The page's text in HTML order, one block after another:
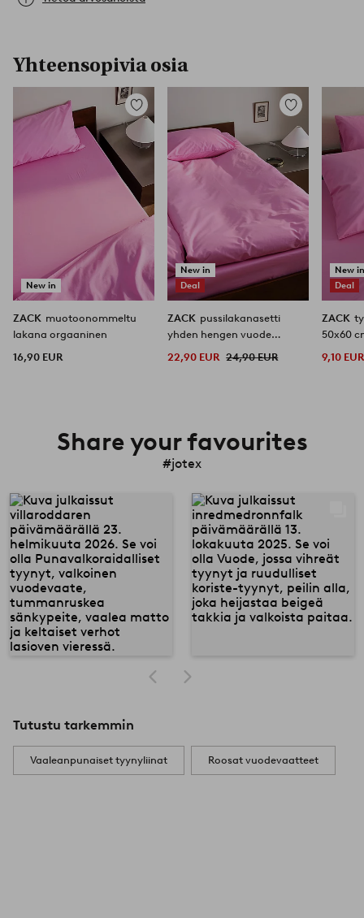
Yhteensopivia osia
New in
Lisää
suosikkeihin
ZACK muotoonommeltu
lakana orgaaninen
16,90 EUR
New in
Deal
Lisää
suosikkeihin
ZACK pussilakanasetti
yhden hengen vuode
22,90 EUR 24,90 EUR
New
Deal
ZACK
50x60
9,10 EUR
Share your favourites
#jotex
Tutustu tarkemmin
Vaaleanpunaiset tyynyliinat Roosat vuodevaatteet